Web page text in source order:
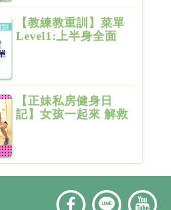
【教練教重訓】菜單
Level1:上半身全面
【正妹私房健身日
記】女孩一起來 解救